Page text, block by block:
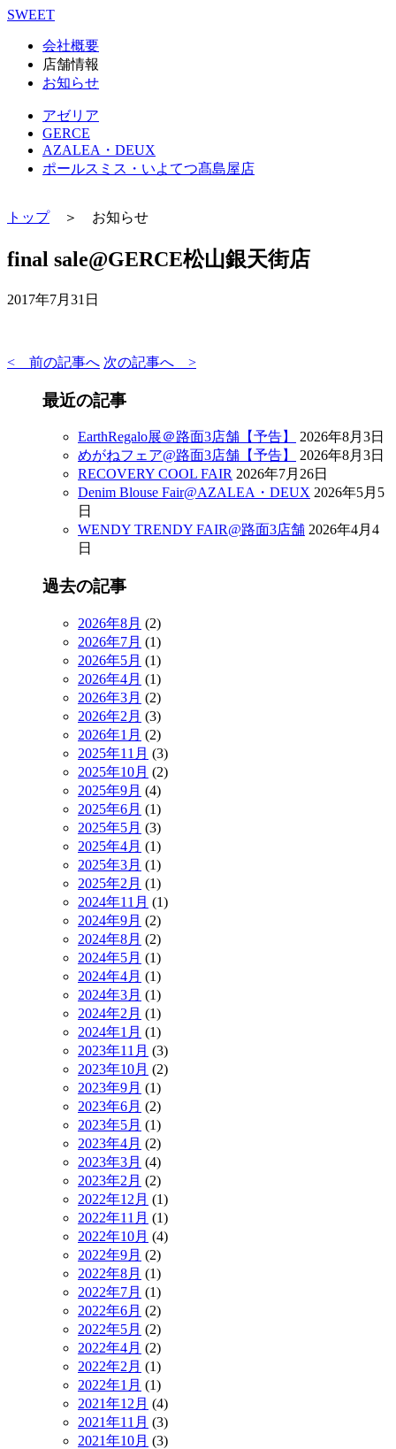
SWEET
会社概要
店舗情報
お知らせ
アゼリア
GERCE
AZALEA・DEUX
ポールスミス・いよてつ髙島屋店
トップ＞ お知らせ
final sale@GERCE松山銀天街店
2017年7月31日
< 前の記事へ 次の記事へ >
最近の記事
EarthRegalo展＠路面3店舗【予告】
2026年8月3日
めがねフェア@路面3店舗【予告】
2026年8月3日
RECOVERY COOL FAIR 2026年7月26日
Denim Blouse Fair@AZALEA・DEUX 2026年5月5
日
WENDY TRENDY FAIR@路面3店舗 2026年4月4
日
過去の記事
2026年8月 (2)
2026年7月 (1)
2026年5月 (1)
2026年4月 (1)
2026年3月 (2)
2026年2月 (3)
2026年1月 (2)
2025年11月 (3)
2025年10月 (2)
2025年9月 (4)
2025年6月 (1)
2025年5月 (3)
2025年4月 (1)
2025年3月 (1)
2025年2月 (1)
2024年11月 (1)
2024年9月 (2)
2024年8月 (2)
2024年5月 (1)
2024年4月 (1)
2024年3月 (1)
2024年2月 (1)
2024年1月 (1)
2023年11月 (3)
2023年10月 (2)
2023年9月 (1)
2023年6月 (2)
2023年5月 (1)
2023年4月 (2)
2023年3月 (4)
2023年2月 (2)
2022年12月 (1)
2022年11月 (1)
2022年10月 (4)
2022年9月 (2)
2022年8月 (1)
2022年7月 (1)
2022年6月 (2)
2022年5月 (2)
2022年4月 (2)
2022年2月 (1)
2022年1月 (1)
2021年12月 (4)
2021年11月 (3)
2021年10月 (3)